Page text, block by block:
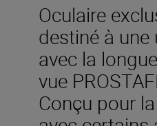
Oculaire
destiné à
avec la
vue
Conçu pour